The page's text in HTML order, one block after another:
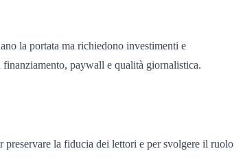
la portata ma richiedono investimenti e
paywall e qualità giornalistica.
preservare la fiducia dei lettori e per svolgere il ruolo